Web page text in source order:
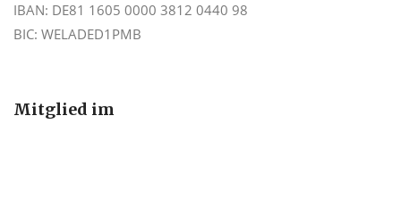
IBAN: DE81 1605 0000 3812 0440 98
BIC: WELADED1PMB
Mitglied im